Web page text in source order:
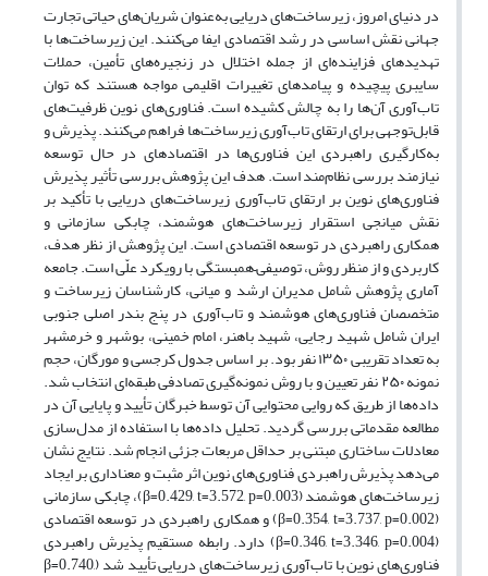
در دنیای امروز، زیرساخت‌های دریایی به‌عنوان شریان‌های حیاتی تجارت
جهانی نقش اساسی در رشد اقتصادی ایفا می‌کنند. این زیرساخت‌ها با
تهدیدهای فزاینده‌ای از جمله اختلال در زنجیره‌های تأمین، حملات
سایبری پیچیده و پیامدهای تغییرات اقلیمی مواجه هستند که توان
تاب‌آوری آن‌ها را به چالش کشیده است. فناوری‌های نوین ظرفیت‌های
قابل‌توجهی برای ارتقای تاب‌آوری زیرساخت‌ها فراهم می‌کنند. پذیرش و
به‌کارگیری راهبردی این فناوری‌ها در اقتصادهای در حال توسعه
نیازمند بررسی نظام‌مند است. هدف این پژوهش بررسی تأثیر پذیرش
فناوری‌های نوین بر ارتقای تاب‌آوری زیرساخت‌های دریایی با تأکید بر
نقش میانجی استقرار زیرساخت‌های هوشمند، چابکی سازمانی و
همکاری راهبردی در توسعه اقتصادی است. این پژوهش از نظر هدف،
کاربردی و از منظر روش، توصیفی–همبستگی با رویکرد علّی است. جامعه
آماری پژوهش شامل مدیران ارشد و میانی، کارشناسان زیرساخت و
متخصصان فناوری‌های هوشمند و تاب‌آوری در پنج بندر اصلی جنوبی
ایران شامل شهید رجایی، شهید باهنر، امام خمینی، بوشهر و خرمشهر
به تعداد تقریبی ۱۳۵۰ نفر بود. بر اساس جدول کرجسی و مورگان، حجم
نمونه ۲۵۰ نفر تعیین و با روش نمونه‌گیری تصادفی طبقه‌ای انتخاب شد.
داده‌ها از طریق که روایی محتوایی آن توسط خبرگان تأیید و پایایی آن در
مطالعه مقدماتی بررسی گردید. تحلیل داده‌ها با استفاده از مدل‌سازی
معادلات ساختاری مبتنی بر حداقل مربعات جزئی انجام شد. نتایج نشان
می‌دهد پذیرش راهبردی فناوری‌های نوین اثر مثبت و معناداری بر ایجاد
زیرساخت‌های هوشمند (β=0.429, t=3.572, p=0.003)، چابکی سازمانی
(β=0.354, t=3.737, p=0.002) و همکاری راهبردی در توسعه اقتصادی
(β=0.346, t=3.346, p=0.004) دارد. رابطه مستقیم پذیرش راهبردی
فناوری‌های نوین با تاب‌آوری زیرساخت‌های دریایی تأیید شد (β=0.740,